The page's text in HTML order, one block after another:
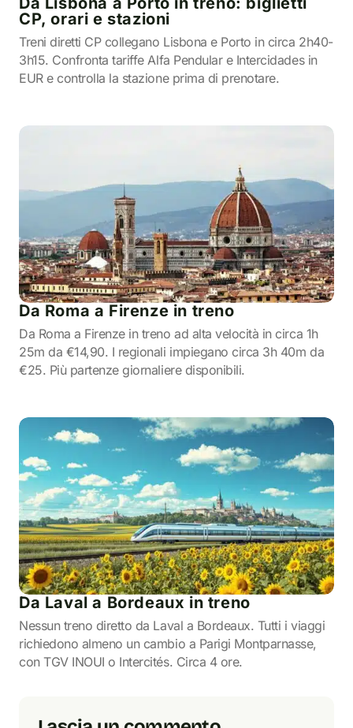
CP, orari e stazioni
Treni diretti CP collegano Lisbona e Porto in circa 2h40-
3h15. Confronta tariffe Alfa Pendular e Intercidades in
EUR e controlla la stazione prima di prenotare.
Da Roma a Firenze in treno
Da Roma a Firenze in treno ad alta velocità in circa 1h
25m da €14,90. I regionali impiegano circa 3h 40m da
€25. Più partenze giornaliere disponibili.
Da Laval a Bordeaux in treno
Nessun treno diretto da Laval a Bordeaux. Tutti i viaggi
richiedono almeno un cambio a Parigi Montparnasse,
con TGV INOUI o Intercités. Circa 4 ore.